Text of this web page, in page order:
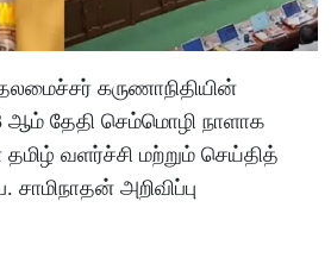
கருணாநிதியின்
ஆம் தேதி செம்மொழி நாளாக
தமிழ் வளர்ச்சி மற்றும் செய்தித்
அறிவிப்பு